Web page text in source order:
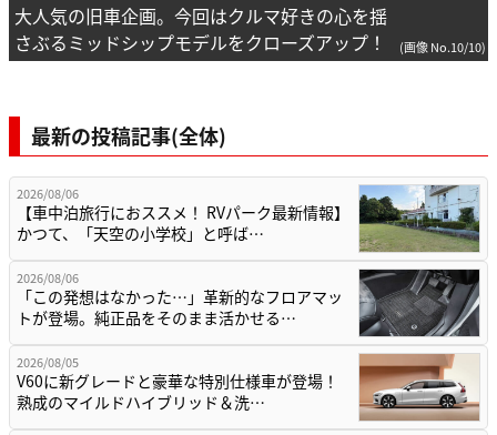
大人気の旧車企画。今回はクルマ好きの心を揺
さぶるミッドシップモデルをクローズアップ！
(画像 No.10/10)
最新の投稿記事(全体)
2026/08/06
【車中泊旅行におススメ！ RVパーク最新情報】
かつて、「天空の小学校」と呼ば…
2026/08/06
「この発想はなかった…」革新的なフロアマッ
トが登場。純正品をそのまま活かせる…
2026/08/05
V60に新グレードと豪華な特別仕様車が登場！
熟成のマイルドハイブリッド＆洗…